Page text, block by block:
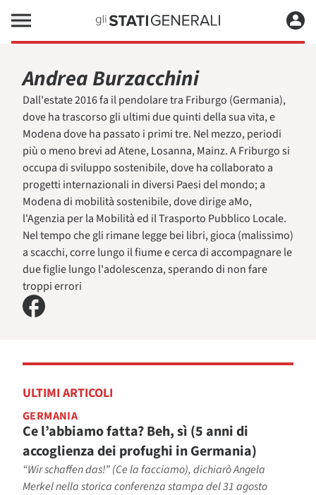
Andrea Burzacchini
Dall'estate 2016 fa il pendolare tra Friburgo (Germania),
dove ha trascorso gli ultimi due quinti della sua vita, e
Modena dove ha passato i primi tre. Nel mezzo, periodi
più o meno brevi ad Atene, Losanna, Mainz. A Friburgo si
occupa di sviluppo sostenibile, dove ha collaborato a
progetti internazionali in diversi Paesi del mondo; a
Modena di mobilità sostenibile, dove dirige aMo,
l'Agenzia per la Mobilità ed il Trasporto Pubblico Locale.
Nel tempo che gli rimane legge bei libri, gioca (malissimo)
a scacchi, corre lungo il fiume e cerca di accompagnare le
due figlie lungo l'adolescenza, sperando di non fare
troppi errori
ULTIMI ARTICOLI
GERMANIA
Ce l’abbiamo fatta? Beh, sì (5 anni di
accoglienza dei profughi in Germania)
“Wir schaffen das!” (Ce la facciamo), dichiarò Angela
Merkel nella storica conferenza stampa del 31 agosto